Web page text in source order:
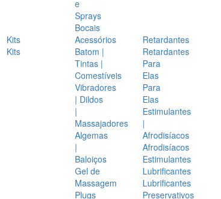
e
Sprays
Bocais
Kits
Kits
Acessórios
Batom |
Tintas |
Comestíveis
Vibradores
| Dildos
|
Massajadores
Algemas
|
Baloiços
Gel de
Massagem
Plugs
Retardantes
Retardantes
Para
Elas
Para
Elas
Estimulantes
|
Afrodisíacos
Afrodisíacos
Estimulantes
Lubrificantes
Lubrificantes
Preservativos